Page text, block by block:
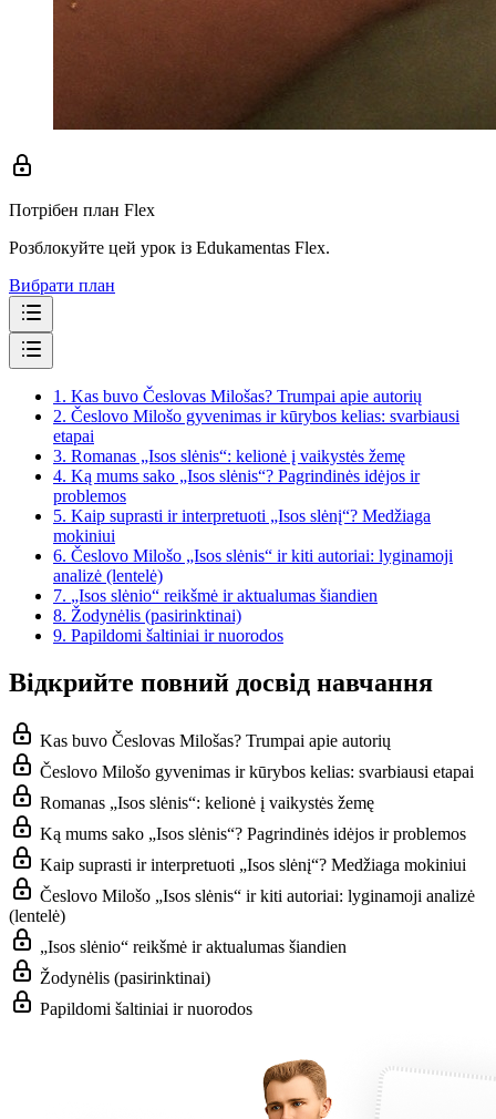
Потрібен план Flex
Розблокуйте цей урок із Edukamentas Flex.
Вибрати план
1. Kas buvo Česlovas Milošas? Trumpai apie autorių
2. Česlovo Milošo gyvenimas ir kūrybos kelias: svarbiausi
etapai
3. Romanas „Isos slėnis“: kelionė į vaikystės žemę
4. Ką mums sako „Isos slėnis“? Pagrindinės idėjos ir
problemos
5. Kaip suprasti ir interpretuoti „Isos slėnį“? Medžiaga
mokiniui
6. Česlovo Milošo „Isos slėnis“ ir kiti autoriai: lyginamoji
analizė (lentelė)
7. „Isos slėnio“ reikšmė ir aktualumas šiandien
8. Žodynėlis (pasirinktinai)
9. Papildomi šaltiniai ir nuorodos
Відкрийте повний досвід навчання
Kas buvo Česlovas Milošas? Trumpai apie autorių
Česlovo Milošo gyvenimas ir kūrybos kelias: svarbiausi etapai
Romanas „Isos slėnis“: kelionė į vaikystės žemę
Ką mums sako „Isos slėnis“? Pagrindinės idėjos ir problemos
Kaip suprasti ir interpretuoti „Isos slėnį“? Medžiaga mokiniui
Česlovo Milošo „Isos slėnis“ ir kiti autoriai: lyginamoji analizė
(lentelė)
„Isos slėnio“ reikšmė ir aktualumas šiandien
Žodynėlis (pasirinktinai)
Papildomi šaltiniai ir nuorodos